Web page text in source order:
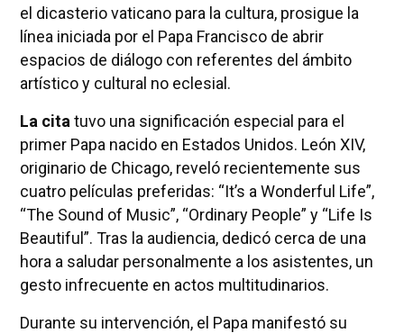
el dicasterio vaticano para la cultura, prosigue la
línea iniciada por el Papa Francisco de abrir
espacios de diálogo con referentes del ámbito
artístico y cultural no eclesial.
La cita tuvo una significación especial para el
primer Papa nacido en Estados Unidos. León XIV,
originario de Chicago, reveló recientemente sus
cuatro películas preferidas: “It’s a Wonderful Life”,
“The Sound of Music”, “Ordinary People” y “Life Is
Beautiful”. Tras la audiencia, dedicó cerca de una
hora a saludar personalmente a los asistentes, un
gesto infrecuente en actos multitudinarios.
Durante su intervención, el Papa manifestó su